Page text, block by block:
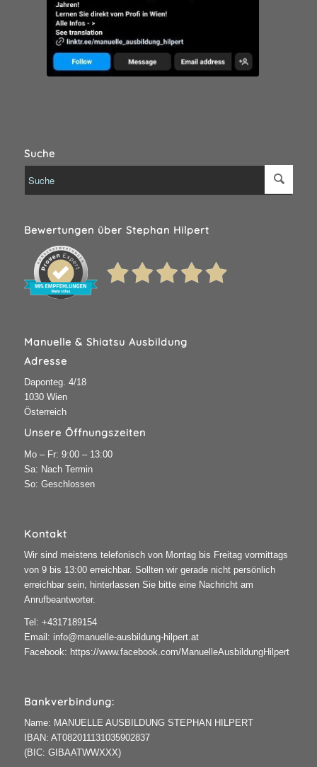
Suche
Bewertungen über Stephan Hilpert
Manuelle & Shiatsu Ausbildung
Adresse
Daponteg. 4/18
1030 Wien
Österreich
Unsere Öffnungszeiten
Mo – Fr: 9:00 – 13:00
Sa: Nach Termin
So: Geschlossen
Kontakt
Wir sind meistens telefonisch von Montag bis Freitag vormittags
von 9 bis 13:00 erreichbar. Sollten wir gerade nicht persönlich
erreichbar sein, hinterlassen Sie bitte eine Nachricht am
Anrufbeantworter.
Tel: +4317189154
Email: info@manuelle-ausbildung-hilpert.at
Facebook: https://www.facebook.com/ManuelleAusbildungHilpert
Bankverbindung:
Name: MANUELLE AUSBILDUNG STEPHAN HILPERT
IBAN: AT082011131035902837
(BIC: GIBAATWWXXX)